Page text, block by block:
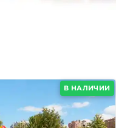
В НАЛИЧИИ